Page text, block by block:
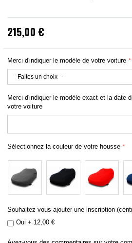
215,00 €
Merci d'indiquer le modèle de votre voiture
Merci d'indiquer le modèle exact et la date
votre voiture
Sélectionnez la couleur de votre housse
Souhaitez-vous ajouter une inscription
Oui + 12,00 €